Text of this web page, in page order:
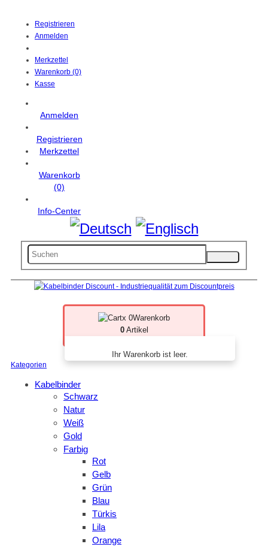
Registrieren
Anmelden
Merkzettel
Warenkorb (0)
Kasse
Anmelden
Registrieren
Merkzettel
Warenkorb
(0)
Info-Center
x 0Warenkorb
0Artikel
Ihr Warenkorb ist leer.
Kategorien
Kabelbinder
Schwarz
Natur
Weiß
Gold
Farbig
Rot
Gelb
Grün
Blau
Türkis
Lila
Orange